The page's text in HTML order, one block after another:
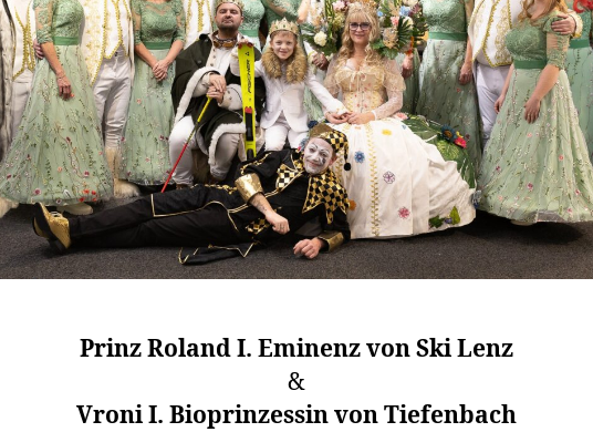
Prinz Roland I. Eminenz von Ski Lenz
&
Vroni I. Bioprinzessin von Tiefenbach